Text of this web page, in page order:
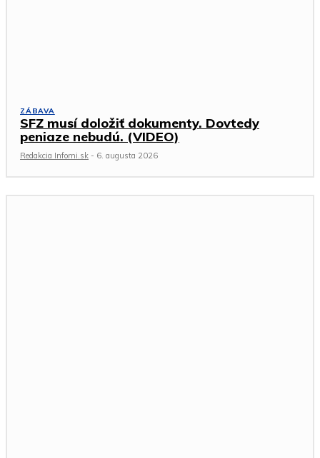
ZÁBAVA
SFZ musí doložiť dokumenty. Dovtedy
peniaze nebudú. (VIDEO)
Redakcia Infomi.sk - 6. augusta 2026